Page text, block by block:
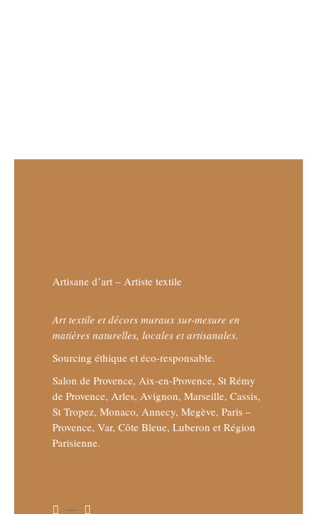
Artisane d’art – Artiste textile
Art textile et décors muraux sur-mesure en
matières naturelles, locales et artisanales.
Sourcing éthique et éco-responsable.
Salon de Provence, Aix-en-Provence, St Rémy
de Provence, Arles, Avignon, Marseille, Cassis,
St Tropez, Monaco, Annecy, Megève, Paris –
Provence, Var, Côte Bleue, Luberon et Région
Parisienne.